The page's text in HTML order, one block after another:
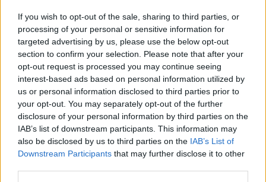
If you wish to opt-out of the sale, sharing to third parties, or
processing of your personal or sensitive information for
targeted advertising by us, please use the below opt-out
section to confirm your selection. Please note that after your
opt-out request is processed you may continue seeing
interest-based ads based on personal information utilized by
us or personal information disclosed to third parties prior to
your opt-out. You may separately opt-out of the further
disclosure of your personal information by third parties on the
IAB’s list of downstream participants. This information may
also be disclosed by us to third parties on the IAB’s List of
Downstream Participants that may further disclose it to other
Con la MetroGuagua y la transformación urbanística
que se está llevando a cabo para su implementación, el
Ayuntamiento de Las Palmas de Gran Canaria tiene
como objetivo favorecer la fluidez del tráfico en el
centro de la ciudad y reforzar la comunicación entre
los distintos barrios, mejorando el servicio de la red
global de Guaguas Municipales. Al mismo tiempo, los
trabajos que se están realizando mejorarán el aspecto
urbanístico de la ciudad, configurando nuevos espacios
más accesibles y seguros para el peatón y contribuirá a
revitalizar distintas partes de la ciudad, como la zona
comercial abierta de Mesa y López.